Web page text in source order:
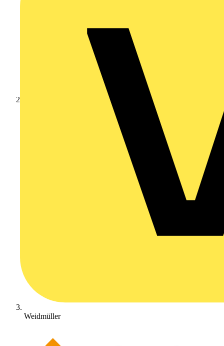
Weidmüller